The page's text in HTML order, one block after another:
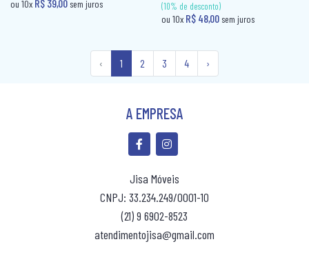
‹ 1 2 3 4 ›
A EMPRESA
Jisa Móveis
CNPJ: 33.234.249/0001-10
(21) 9 6902-8523
atendimentojisa@gmail.com